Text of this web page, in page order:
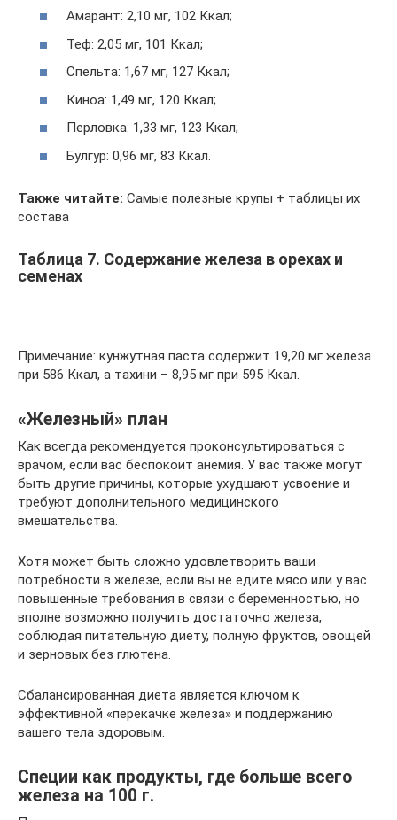
Амарант: 2,10 мг, 102 Ккал;
Теф: 2,05 мг, 101 Ккал;
Спельта: 1,67 мг, 127 Ккал;
Киноа: 1,49 мг, 120 Ккал;
Перловка: 1,33 мг, 123 Ккал;
Булгур: 0,96 мг, 83 Ккал.
Также читайте: Самые полезные крупы + таблицы их
состава
Таблица 7. Содержание железа в орехах и
семенах
Примечание: кунжутная паста содержит 19,20 мг железа
при 586 Ккал, а тахини – 8,95 мг при 595 Ккал.
«Железный» план
Как всегда рекомендуется проконсультироваться с
врачом, если вас беспокоит анемия. У вас также могут
быть другие причины, которые ухудшают усвоение и
требуют дополнительного медицинского
вмешательства.
Хотя может быть сложно удовлетворить ваши
потребности в железе, если вы не едите мясо или у вас
повышенные требования в связи с беременностью, но
вполне возможно получить достаточно железа,
соблюдая питательную диету, полную фруктов, овощей
и зерновых без глютена.
Сбалансированная диета является ключом к
эффективной «перекачке железа» и поддержанию
вашего тела здоровым.
Специи как продукты, где больше всего
железа на 100 г.